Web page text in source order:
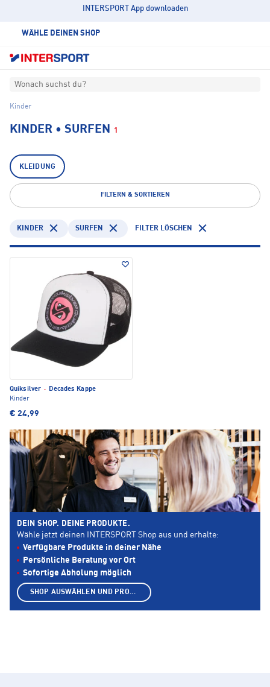
INTERSPORT App downloaden
WÄHLE DEINEN SHOP
Wonach suchst du?
Kinder
KINDER • SURFEN 1
KLEIDUNG
FILTERN & SORTIEREN
KINDER SURFEN FILTER LÖSCHEN
Quiksilver ·
Decades Kappe
Kinder
€ 24,99
DEIN SHOP. DEINE PRODUKTE.
Wähle jetzt deinen INTERSPORT Shop aus und erhalte:
Verfügbare Produkte in deiner Nähe
Persönliche Beratung vor Ort
Sofortige Abholung möglich
SHOP AUSWÄHLEN UND PRODUKTE ANZEIGEN